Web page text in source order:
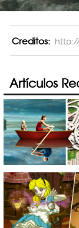
Creditos:
Artículos